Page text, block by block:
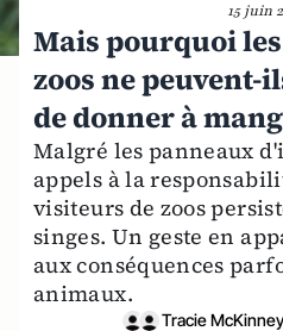
15 juin
Mais pourquoi
zoos ne peuvent-
de donner à
Malgré les panneaux
appels à la
visiteurs de zoos
singes. Un geste en
aux conséquences
animaux.
Tracie McKinney